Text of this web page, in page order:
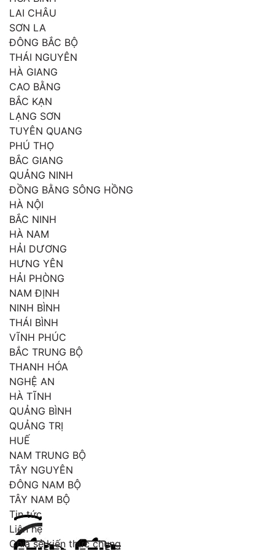
LAI CHÂU
SƠN LA
ĐÔNG BẮC BỘ
THÁI NGUYÊN
HÀ GIANG
CAO BẰNG
BẮC KẠN
LẠNG SƠN
TUYÊN QUANG
PHÚ THỌ
BẮC GIANG
QUẢNG NINH
ĐỒNG BẰNG SÔNG HỒNG
HÀ NỘI
BẮC NINH
HÀ NAM
HẢI DƯƠNG
HƯNG YÊN
HẢI PHÒNG
NAM ĐỊNH
NINH BÌNH
THÁI BÌNH
VĨNH PHÚC
BẮC TRUNG BỘ
THANH HÓA
NGHỆ AN
HÀ TĨNH
QUẢNG BÌNH
QUẢNG TRỊ
HUẾ
NAM TRUNG BỘ
TÂY NGUYÊN
ĐÔNG NAM BỘ
TÂY NAM BỘ
Tin tức
Liên hệ
Chia sẻ kiến thức chung